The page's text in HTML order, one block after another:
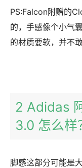
PS:Falcon附赠的
的，手感像个小气
的材质要软，并不
2 Adidas
3.0 怎么样
脚感这部分可能是